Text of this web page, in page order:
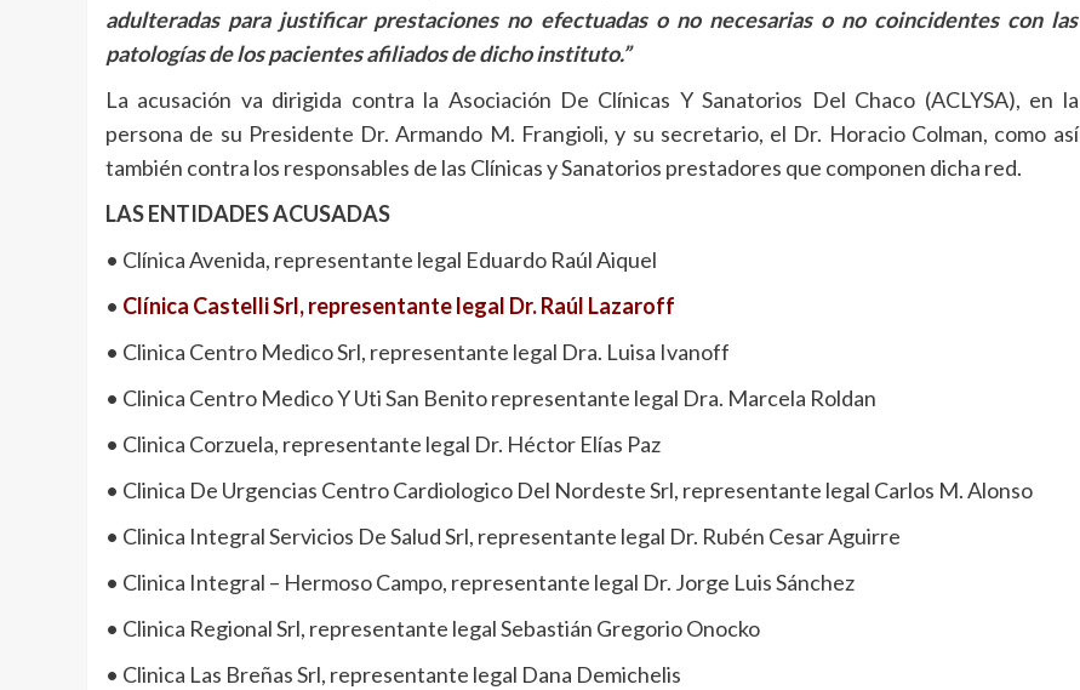
adulteradas para justificar prestaciones no efectuadas o no necesarias o no coincidentes con las
patologías de los pacientes afiliados de dicho instituto.”
La acusación va dirigida contra la Asociación De Clínicas Y Sanatorios Del Chaco (ACLYSA), en la
persona de su Presidente Dr. Armando M. Frangioli, y su secretario, el Dr. Horacio Colman, como así
también contra los responsables de las Clínicas y Sanatorios prestadores que componen dicha red.
LAS ENTIDADES ACUSADAS
• Clínica Avenida, representante legal Eduardo Raúl Aiquel
• Clínica Castelli Srl, representante legal Dr. Raúl Lazaroff
• Clinica Centro Medico Srl, representante legal Dra. Luisa Ivanoff
• Clinica Centro Medico Y Uti San Benito representante legal Dra. Marcela Roldan
• Clinica Corzuela, representante legal Dr. Héctor Elías Paz
• Clinica De Urgencias Centro Cardiologico Del Nordeste Srl, representante legal Carlos M. Alonso
• Clinica Integral Servicios De Salud Srl, representante legal Dr. Rubén Cesar Aguirre
• Clinica Integral – Hermoso Campo, representante legal Dr. Jorge Luis Sánchez
• Clinica Regional Srl, representante legal Sebastián Gregorio Onocko
• Clinica Las Breñas Srl, representante legal Dana Demichelis